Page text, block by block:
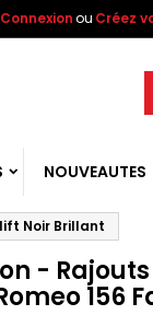
Connexionou Créez
NOUVEAUTES
Noir Brillant
- Rajouts
156